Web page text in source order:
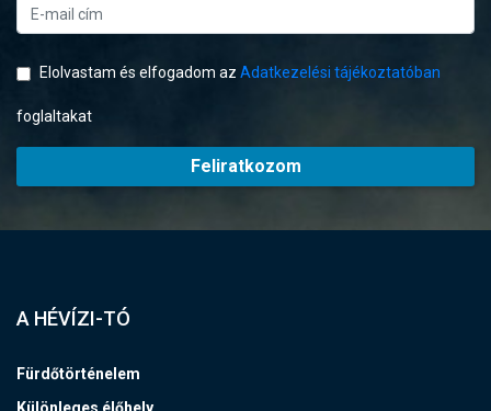
Elolvastam és elfogadom az Adatkezelési tájékoztatóban
foglaltakat
Feliratkozom
A HÉVÍZI-TÓ
Fürdőtörténelem